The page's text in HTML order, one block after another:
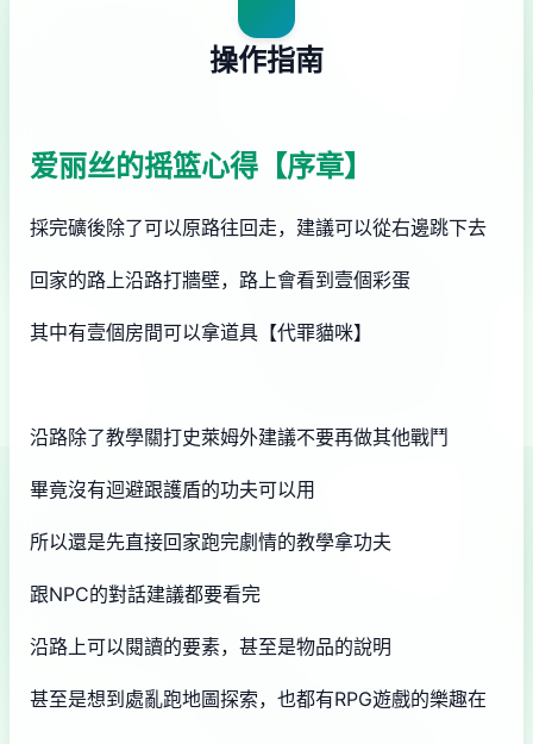
操作指南
爱丽丝的摇篮心得【序章】
採完礦後除了可以原路往回走，建議可以從右邊跳下去
回家的路上沿路打牆壁，路上會看到壹個彩蛋
其中有壹個房間可以拿道具【代罪貓咪】
沿路除了教學關打史萊姆外建議不要再做其他戰鬥
畢竟沒有迴避跟護盾的功夫可以用
所以還是先直接回家跑完劇情的教學拿功夫
跟NPC的對話建議都要看完
沿路上可以閱讀的要素，甚至是物品的說明
甚至是想到處亂跑地圖探索，也都有RPG遊戲的樂趣在